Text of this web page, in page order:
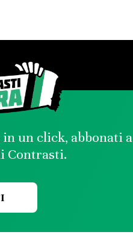
un click, abbonati a
Contrasti.